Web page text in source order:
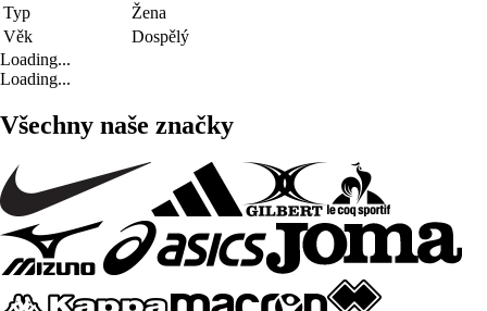
Typ
Žena
Věk
Dospělý
Loading...
Loading...
Všechny naše značky